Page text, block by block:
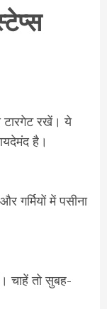
रखें। ये
है।
गर्मियों में पसीना
चाहें तो सुबह-